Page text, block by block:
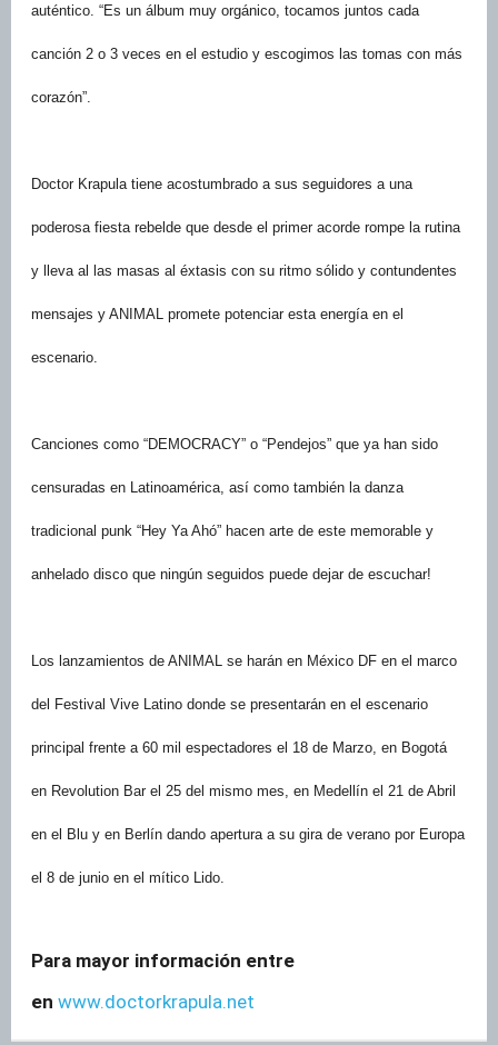
auténtico. “Es un álbum muy orgánico, tocamos juntos cada
canción 2 o 3 veces en el estudio y escogimos las tomas con más
corazón”.
Doctor Krapula tiene acostumbrado a sus seguidores a una
poderosa fiesta rebelde que desde el primer acorde rompe la rutina
y lleva al las masas al éxtasis con su ritmo sólido y contundentes
mensajes y ANIMAL promete potenciar esta energía en el
escenario.
Canciones como “DEMOCRACY” o “Pendejos” que ya han sido
censuradas en Latinoamérica, así como también la danza
tradicional punk “Hey Ya Ahó” hacen arte de este memorable y
anhelado disco que ningún seguidos puede dejar de escuchar!
Los lanzamientos de ANIMAL se harán en México DF en el marco
del Festival Vive Latino donde se presentarán en el escenario
principal frente a 60 mil espectadores el 18 de Marzo, en Bogotá
en Revolution Bar el 25 del mismo mes, en Medellín el 21 de Abril
en el Blu y en Berlín dando apertura a su gira de verano por Europa
el 8 de junio en el mítico Lido.
Para mayor información entre
en www.doctorkrapula.net